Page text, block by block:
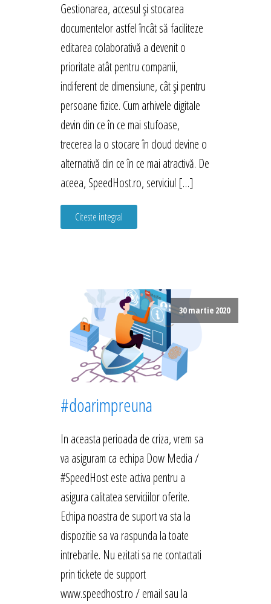
Gestionarea, accesul și stocarea
documentelor astfel încât să faciliteze
editarea colaborativă a devenit o
prioritate atât pentru companii,
indiferent de dimensiune, cât și pentru
persoane fizice. Cum arhivele digitale
devin din ce în ce mai stufoase,
trecerea la o stocare în cloud devine o
alternativă din ce în ce mai atractivă. De
aceea, SpeedHost.ro, serviciul […]
Citeste integral
30 martie 2020
#doarimpreuna
In aceasta perioada de criza, vrem sa
va asiguram ca echipa Dow Media /
#SpeedHost este activa pentru a
asigura calitatea serviciilor oferite.
Echipa noastra de suport va sta la
dispozitie sa va raspunda la toate
intrebarile. Nu ezitati sa ne contactati
prin tickete de support
www.speedhost.ro / email sau la